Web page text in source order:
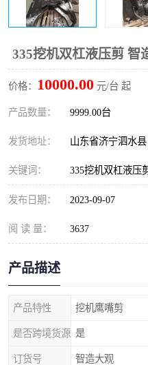
335挖机双杠液压剪 智
价格： 10000.00 元/台 起
产品数量： 9999.00台
发货地址： 山东省济宁泗水县
关键词： 335挖机双杠液压
发布日期： 2023-09-07
阅 读 量： 3637
产品描述
产品特性 挖机鹰嘴剪
是否跨境货源 是
订货号 智造大观
清扫器
挖树机
滚筒筛
挖掘机破碎斗